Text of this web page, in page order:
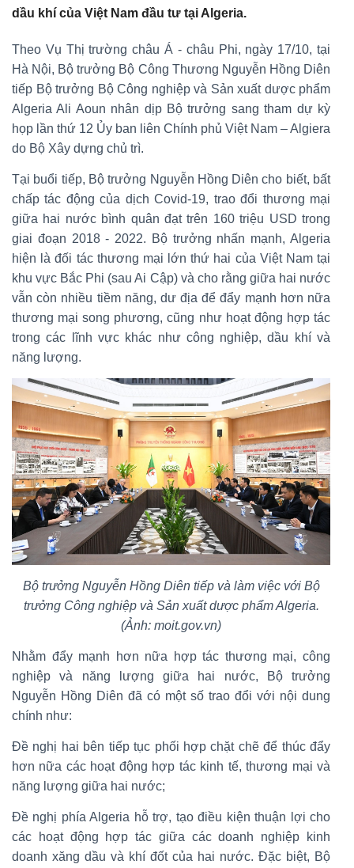
dầu khí của Việt Nam đầu tư tại Algeria.
Theo Vụ Thị trường châu Á - châu Phi, ngày 17/10, tại
Hà Nội, Bộ trưởng Bộ Công Thương Nguyễn Hồng Diên
tiếp Bộ trưởng Bộ Công nghiệp và Sản xuất dược phẩm
Algeria Ali Aoun nhân dịp Bộ trưởng sang tham dự kỳ
họp lần thứ 12 Ủy ban liên Chính phủ Việt Nam – Algiera
do Bộ Xây dựng chủ trì.
Tại buổi tiếp, Bộ trưởng Nguyễn Hồng Diên cho biết, bất
chấp tác động của dịch Covid-19, trao đổi thương mại
giữa hai nước bình quân đạt trên 160 triệu USD trong
giai đoạn 2018 - 2022. Bộ trưởng nhấn mạnh, Algeria
hiện là đối tác thương mại lớn thứ hai của Việt Nam tại
khu vực Bắc Phi (sau Ai Cập) và cho rằng giữa hai nước
vẫn còn nhiều tiềm năng, dư địa để đẩy mạnh hơn nữa
thương mại song phương, cũng như hoạt động hợp tác
trong các lĩnh vực khác như công nghiệp, dầu khí và
năng lượng.
Bộ trưởng Nguyễn Hồng Diên tiếp và làm việc với Bộ
trưởng Công nghiệp và Sản xuất dược phẩm Algeria.
(Ảnh: moit.gov.vn)
Nhằm đẩy mạnh hơn nữa hợp tác thương mại, công
nghiệp và năng lượng giữa hai nước, Bộ trưởng
Nguyễn Hồng Diên đã có một số trao đổi với nội dung
chính như:
Đề nghị hai bên tiếp tục phối hợp chặt chẽ để thúc đẩy
hơn nữa các hoạt động hợp tác kinh tế, thương mại và
năng lượng giữa hai nước;
Đề nghị phía Algeria hỗ trợ, tạo điều kiện thuận lợi cho
các hoạt động hợp tác giữa các doanh nghiệp kinh
doanh xăng dầu và khí đốt của hai nước. Đặc biệt, Bộ